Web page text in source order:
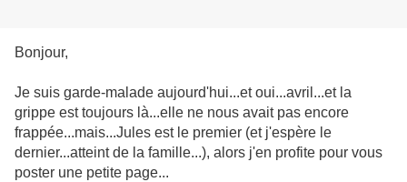
Bonjour,
Je suis garde-malade aujourd'hui...et oui...avril...et la
grippe est toujours là...elle ne nous avait pas encore
frappée...mais...Jules est le premier (et j'espère le
dernier...atteint de la famille...), alors j'en profite pour vous
poster une petite page...